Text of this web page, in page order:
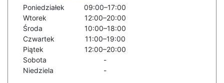
Poniedziałek
09:00–17:00
Wtorek
12:00–20:00
Środa
10:00–18:00
Czwartek
11:00–19:00
Piątek
12:00–20:00
Sobota
-
Niedziela
-